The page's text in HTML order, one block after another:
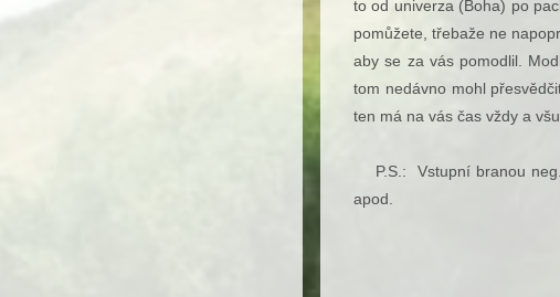
to od univerza (Boha) po
pomůžete, třebaže ne
aby se za vás pomodlil.
tom nedávno mohl
ten má na vás čas vždy a
P.S.: Vstupní branou neg.
apod.